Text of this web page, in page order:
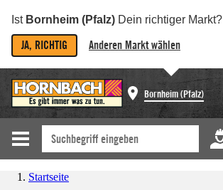
Ist Bornheim (Pfalz) Dein richtiger Markt?
JA, RICHTIG Anderen Markt wählen
Bornheim (Pfalz)
Startseite